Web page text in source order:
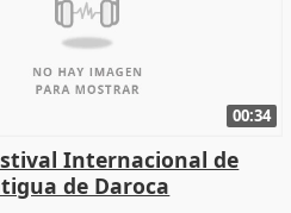
00:34
Internacional de
de Daroca